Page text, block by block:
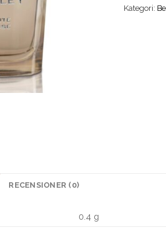
Kategori:
RECENSIONER (0)
0.4 g